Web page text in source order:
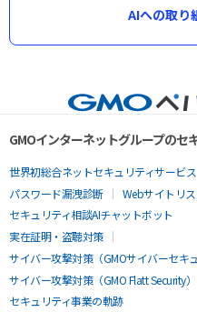
AIへの取り
GMOインターネットグループのセ
世界初総合ネットセキュリティサービス
パスワード漏洩診断
Webサイトリ
セキュリティ相談AIチャットボット
実在証明・盗聴対策
サイバー攻撃対策（GMOサイバーセキ
サイバー攻撃対策（GMO Flatt Security）
セキュリティ事業の軌跡